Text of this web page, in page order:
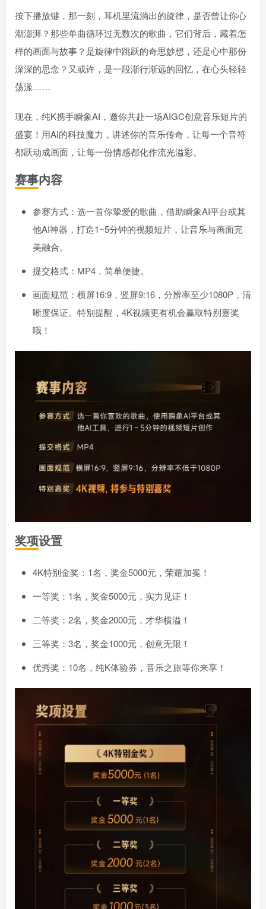
按下播放键，那一刻，耳机里流淌出的旋律，是否曾让你心
潮澎湃？那些单曲循环过无数次的歌曲，它们背后，藏着怎
样的画面与故事？是旋律中跳跃的奇思妙想，还是心中那份
深深的思念？又或许，是一段渐行渐远的回忆，在心头轻轻
荡漾……
现在，纯K携手瞬象AI，邀你共赴一场AIGC创意音乐短片的
盛宴！用AI的科技魔力，讲述你的音乐传奇，让每一个音符
都跃动成画面，让每一份情感都化作流光溢彩。
赛事内容
参赛方式：选一首你挚爱的歌曲，借助瞬象AI平台或其
他AI神器，打造1~5分钟的视频短片，让音乐与画面完
美融合。
提交格式：MP4，简单便捷。
画面规范：横屏16:9，竖屏9:16，分辨率至少1080P，清
晰度保证。特别提醒，4K视频更有机会赢取特别嘉奖
哦！
奖项设置
4K特别金奖：1名，奖金5000元，荣耀加冕！
一等奖：1名，奖金5000元，实力见证！
二等奖：2名，奖金2000元，才华横溢！
三等奖：3名，奖金1000元，创意无限！
优秀奖：10名，纯K体验券，音乐之旅等你来享！